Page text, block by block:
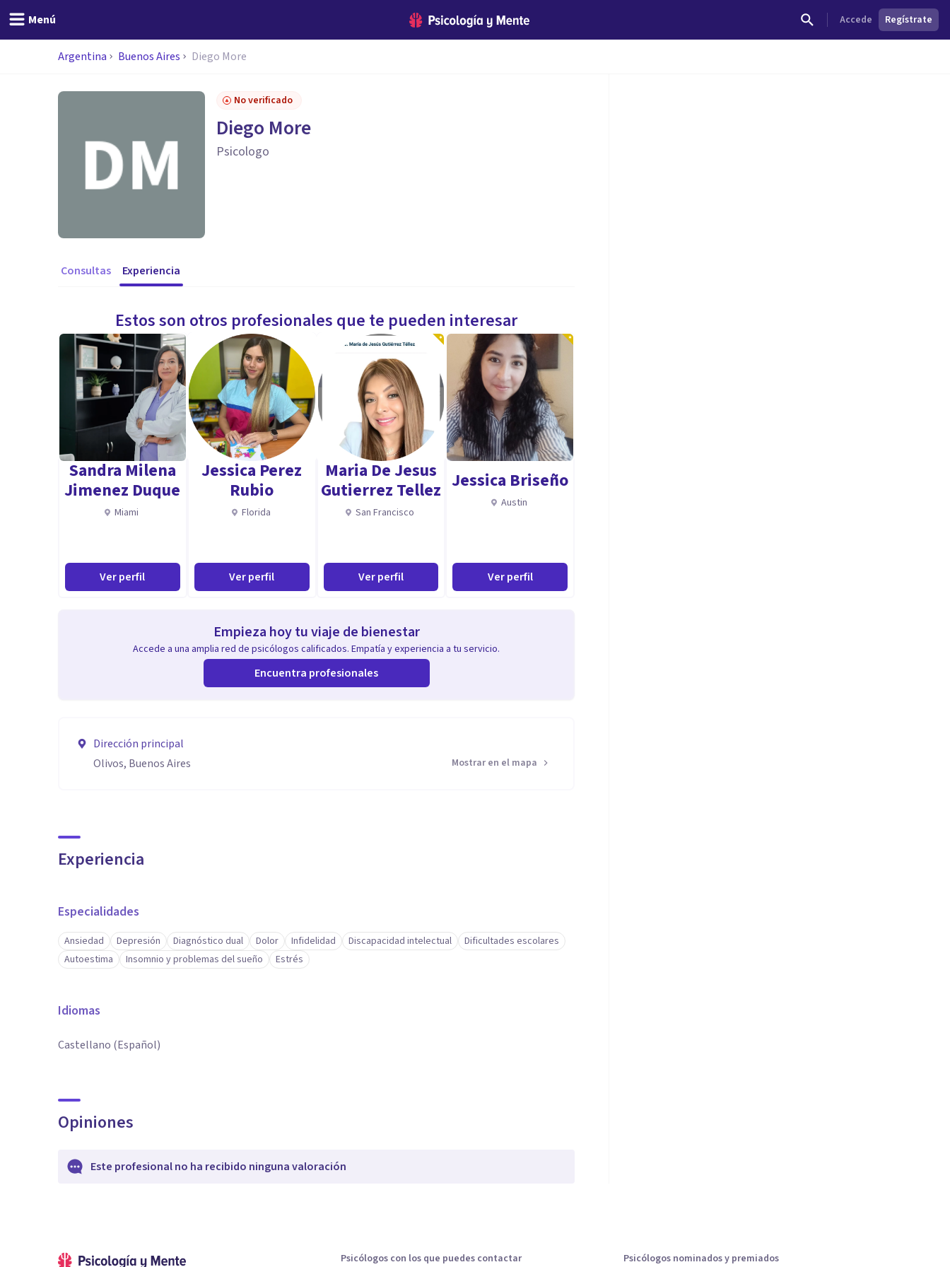
Menú Accede Regístrate
Argentina Buenos Aires Diego More
No verificado
Diego More
Psicologo
Consultas Experiencia
Estos son otros profesionales que te pueden interesar
Sandra Milena
Jimenez Duque
Miami
Ver perfil
Jessica Perez
Rubio
Florida
Ver perfil
Maria De Jesus
Gutierrez Tellez
San Francisco
Ver perfil
Jessica Briseño
Austin
Ver perfil
Empieza hoy tu viaje de bienestar
Accede a una amplia red de psicólogos calificados. Empatía y experiencia a tu servicio.
Encuentra profesionales
Dirección principal
Olivos, Buenos Aires
Mostrar en el mapa
Experiencia
Especialidades
Ansiedad Depresión Diagnóstico dual Dolor Infidelidad Discapacidad intelectual
Dificultades escolares
Autoestima
Insomnio y problemas del sueño Estrés
Idiomas
Castellano (Español)
Opiniones
Este profesional no ha recibido ninguna valoración
Psicólogos con los que puedes contactar Psicólogos nominados y premiados